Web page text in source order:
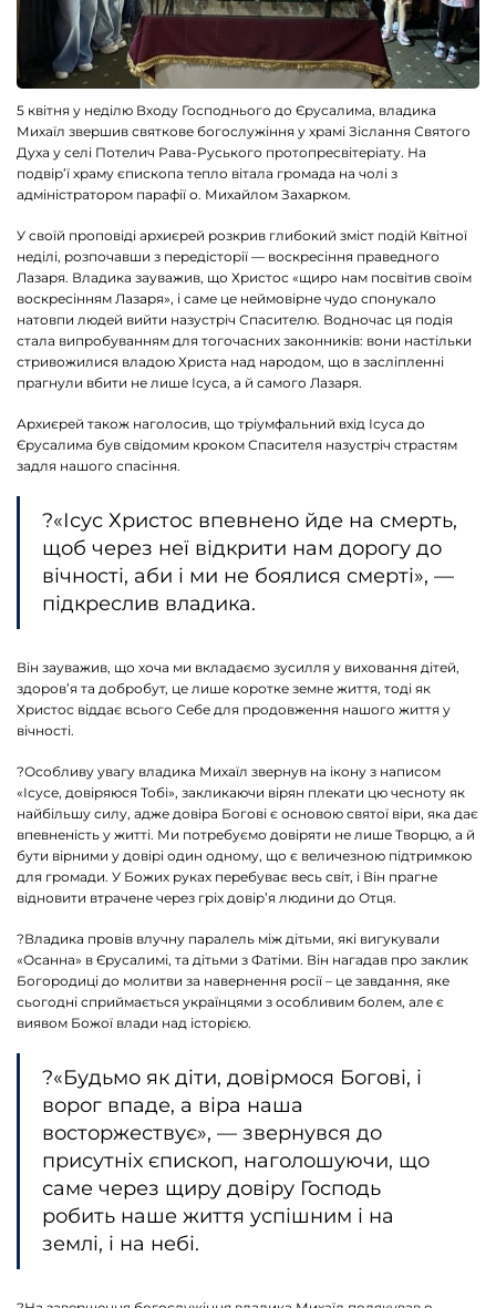
5 квітня у неділю Входу Господнього до Єрусалима, владика
Михаїл звершив святкове богослужіння у храмі Зіслання Святого
Духа у селі Потелич Рава-Руського протопресвітеріату. На
подвір’ї храму єпископа тепло вітала громада на чолі з
адміністратором парафії о. Михайлом Захарком.
У своїй проповіді архиєрей розкрив глибокий зміст подій Квітної
неділі, розпочавши з передісторії — воскресіння праведного
Лазаря. Владика зауважив, що Христос «щиро нам посвітив своїм
воскресінням Лазаря», і саме це неймовірне чудо спонукало
натовпи людей вийти назустріч Спасителю. Водночас ця подія
стала випробуванням для тогочасних законників: вони настільки
стривожилися владою Христа над народом, що в засліпленні
прагнули вбити не лише Ісуса, а й самого Лазаря.
Архиєрей також наголосив, що тріумфальний вхід Ісуса до
Єрусалима був свідомим кроком Спасителя назустріч страстям
задля нашого спасіння.
?«Ісус Христос впевнено йде на смерть,
щоб через неї відкрити нам дорогу до
вічності, аби і ми не боялися смерті», —
підкреслив владика.
Він зауважив, що хоча ми вкладаємо зусилля у виховання дітей,
здоров’я та добробут, це лише коротке земне життя, тоді як
Христос віддає всього Себе для продовження нашого життя у
вічності.
?Особливу увагу владика Михаїл звернув на ікону з написом
«Ісусе, довіряюся Тобі», закликаючи вірян плекати цю чесноту як
найбільшу силу, адже довіра Богові є основою святої віри, яка дає
впевненість у житті. Ми потребуємо довіряти не лише Творцю, а й
бути вірними у довірі один одному, що є величезною підтримкою
для громади. У Божих руках перебуває весь світ, і Він прагне
відновити втрачене через гріх довір’я людини до Отця.
?Владика провів влучну паралель між дітьми, які вигукували
«Осанна» в Єрусалимі, та дітьми з Фатіми. Він нагадав про заклик
Богородиці до молитви за навернення росії – це завдання, яке
сьогодні сприймається українцями з особливим болем, але є
виявом Божої влади над історією.
?«Будьмо як діти, довірмося Богові, і
ворог впаде, а віра наша
восторжествує», — звернувся до
присутніх єпископ, наголошуючи, що
саме через щиру довіру Господь
робить наше життя успішним і на
землі, і на небі.